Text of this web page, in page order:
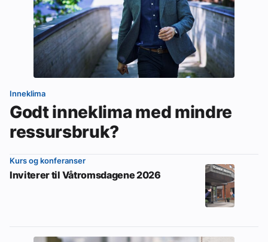
Inneklima
Godt inneklima med mindre
ressursbruk?
Kurs og konferanser
Inviterer til Våtromsdagene 2026